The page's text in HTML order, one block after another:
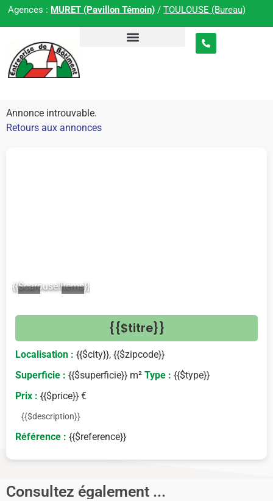
Agences : MURET (Pavillon Témoin) /TOULOUSE (Bureau)
Annonce introuvable.
Retours aux annonces
{{$carouselItems}}
{{$titre}}
Localisation : {{$city}}, {{$zipcode}}
Superficie : {{$superficie}} m² Type : {{$type}}
Prix : {{$price}} €
{{$description}}
Référence : {{$reference}}
Consultez également ...